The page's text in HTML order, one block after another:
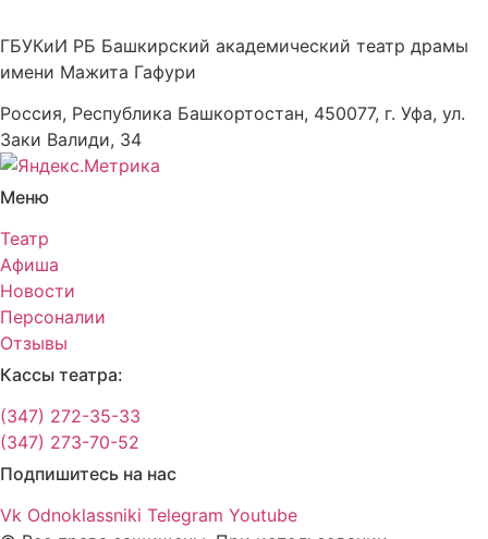
ГБУКиИ РБ Башкирский академический театр драмы
имени Мажита Гафури
Россия, Республика Башкортостан, 450077, г. Уфа, ул.
Заки Валиди, 34
Меню
Театр
Афиша
Новости
Персоналии
Отзывы
Кассы театра:
(347) 272-35-33
(347) 273-70-52
Подпишитесь на нас
Vk Odnoklassniki Telegram Youtube